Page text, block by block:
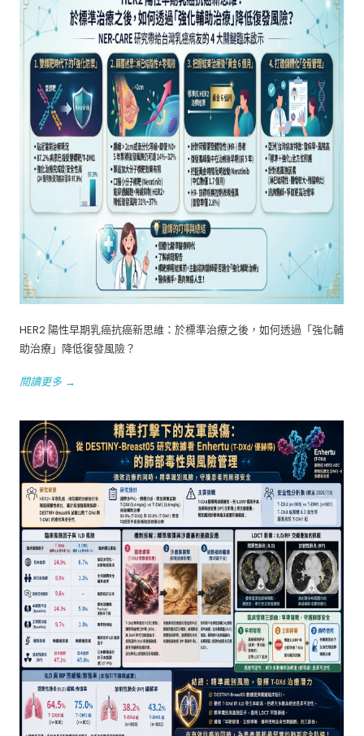
HER2 陽性早期乳癌抗癌新思維：於標準治療之後，如何透過「強化輔
助治療」降低復發風險？
閱讀更多 →